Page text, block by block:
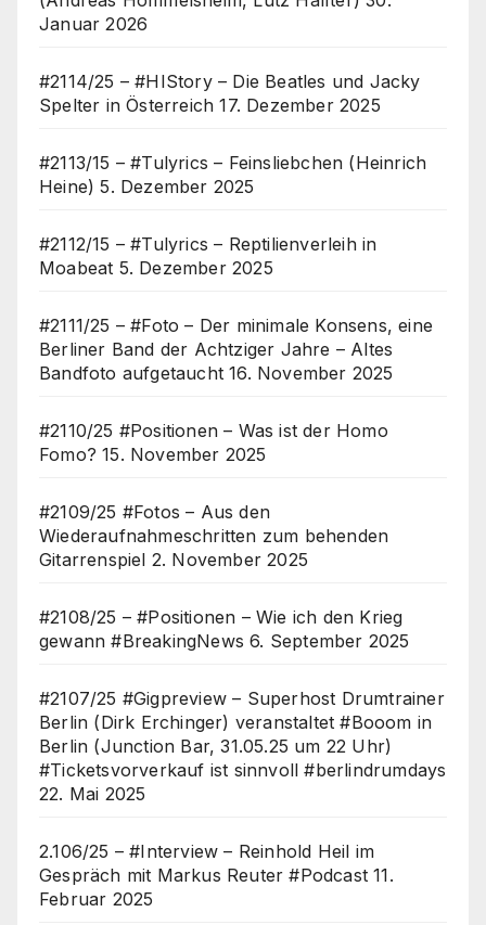
Januar 2026
#2114/25 – #HIStory – Die Beatles und Jacky
Spelter in Österreich 17. Dezember 2025
#2113/15 – #Tulyrics – Feinsliebchen (Heinrich
Heine) 5. Dezember 2025
#2112/15 – #Tulyrics – Reptilienverleih in
Moabeat 5. Dezember 2025
#2111/25 – #Foto – Der minimale Konsens, eine
Berliner Band der Achtziger Jahre – Altes
Bandfoto aufgetaucht 16. November 2025
#2110/25 #Positionen – Was ist der Homo
Fomo? 15. November 2025
#2109/25 #Fotos – Aus den
Wiederaufnahmeschritten zum behenden
Gitarrenspiel 2. November 2025
#2108/25 – #Positionen – Wie ich den Krieg
gewann #BreakingNews 6. September 2025
#2107/25 #Gigpreview – Superhost Drumtrainer
Berlin (Dirk Erchinger) veranstaltet #Booom in
Berlin (Junction Bar, 31.05.25 um 22 Uhr)
#Ticketsvorverkauf ist sinnvoll #berlindrumdays
22. Mai 2025
2.106/25 – #Interview – Reinhold Heil im
Gespräch mit Markus Reuter #Podcast 11.
Februar 2025